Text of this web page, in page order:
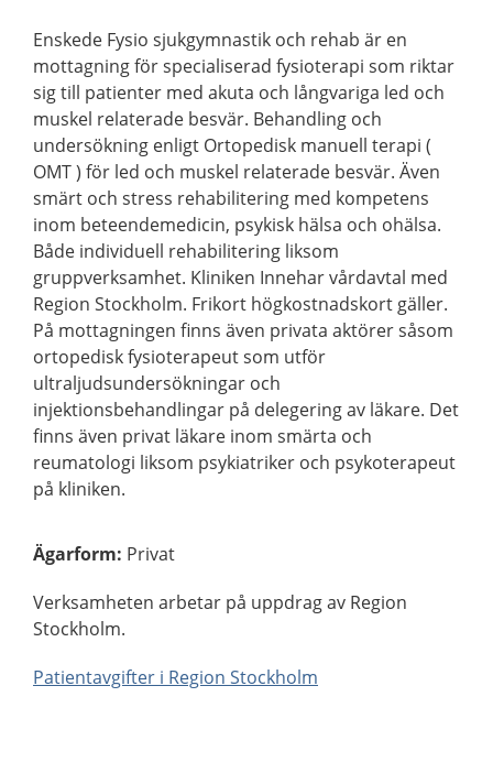
Enskede Fysio sjukgymnastik och rehab är en
mottagning för specialiserad fysioterapi som riktar
sig till patienter med akuta och långvariga led och
muskel relaterade besvär. Behandling och
undersökning enligt Ortopedisk manuell terapi (
OMT ) för led och muskel relaterade besvär. Även
smärt och stress rehabilitering med kompetens
inom beteendemedicin, psykisk hälsa och ohälsa.
Både individuell rehabilitering liksom
gruppverksamhet. Kliniken Innehar vårdavtal med
Region Stockholm. Frikort högkostnadskort gäller.
På mottagningen finns även privata aktörer såsom
ortopedisk fysioterapeut som utför
ultraljudsundersökningar och
injektionsbehandlingar på delegering av läkare. Det
finns även privat läkare inom smärta och
reumatologi liksom psykiatriker och psykoterapeut
på kliniken.
Ägarform: Privat
Verksamheten arbetar på uppdrag av Region
Stockholm.
Patientavgifter i Region Stockholm